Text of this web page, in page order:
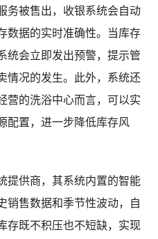
务被售出，收银系统会自动
数据的实时准确性。当库存
统会立即发出预警，提示管
情况的发生。此外，系统还
营的洗浴中心而言，可以实
配置，进一步降低库存风
提供商，其系统内置的智能
销售数据和季节性波动，自
存既不积压也不短缺，实现